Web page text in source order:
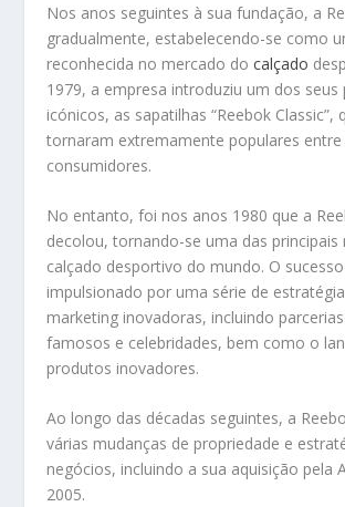
Nos anos seguintes à sua fundação, a
gradualmente, estabelecendo-se como
reconhecida no mercado docalçado
1979, a empresa introduziu um dos
icónicos, as sapatilhas “Reebok Classic”,
tornaram extremamente populares entre
consumidores.
No entanto, foi nos anos 1980 que a
decolou, tornando-se uma das principais
calçado desportivo do mundo. O
impulsionado por uma série de
marketing inovadoras, incluindo
famosos e celebridades, bem como o
produtos inovadores.
Ao longo das décadas seguintes, a
várias mudanças de propriedade e
negócios, incluindo a sua aquisição pela
2005.